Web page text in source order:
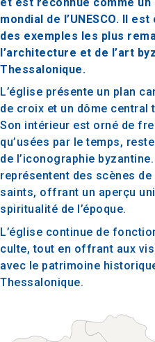
mondial de l’UNESCO. Il
des exemples les plus
l’architecture et de l’art
Thessalonique.
L’église présente un plan
de croix et un dôme central
Son intérieur est orné de
qu’usées par le temps,
de l’iconographie
représentent des scènes
saints, offrant un aperçu
spiritualité de l’époque.
L’église continue de
culte, tout en offrant aux
avec le patrimoine
Thessalonique.